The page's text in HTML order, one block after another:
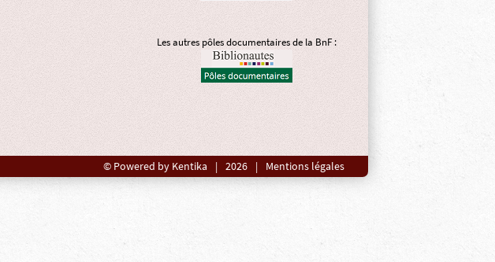
Les autres pôles documentaires de la BnF :
© Powered by Kentika | 2026 | Mentions légales